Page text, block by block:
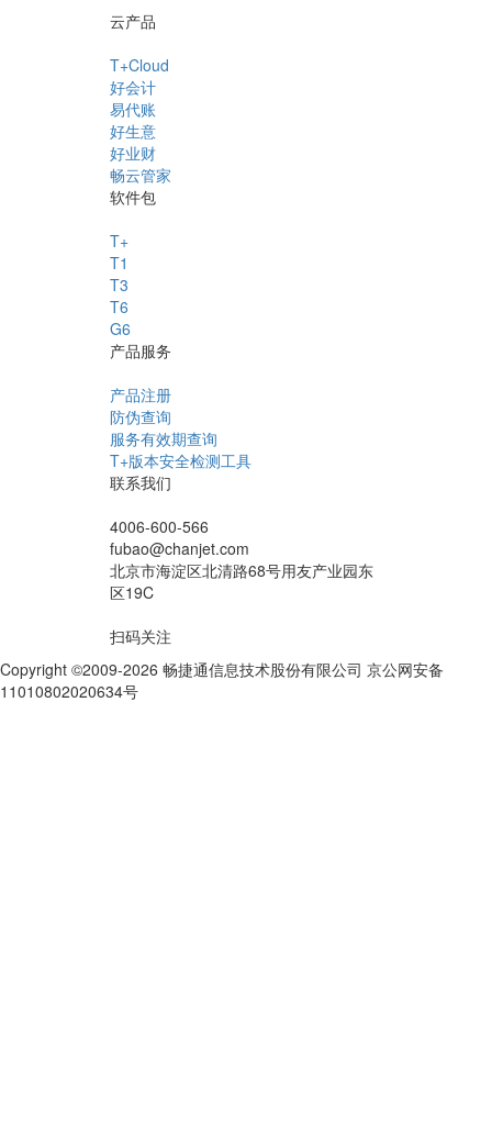
云产品
T+Cloud
好会计
易代账
好生意
好业财
畅云管家
软件包
T+
T1
T3
T6
G6
产品服务
产品注册
防伪查询
服务有效期查询
T+版本安全检测工具
联系我们
4006-600-566
fubao@chanjet.com
北京市海淀区北清路68号用友产业园东
区19C
扫码关注
Copyright ©2009-2026 畅捷通信息技术股份有限公司 京公网安备
11010802020634号